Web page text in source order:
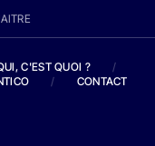
C'EST QUOI ?
/
/ CONTACT